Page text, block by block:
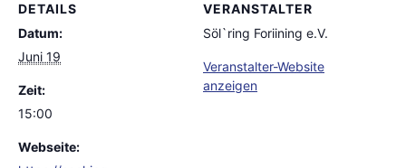
DETAILS
Datum:
Juni 19
Zeit:
15:00
Webseite:
VERANSTALTER
Söl`ring Foriining e.V.
Veranstalter-Website
anzeigen